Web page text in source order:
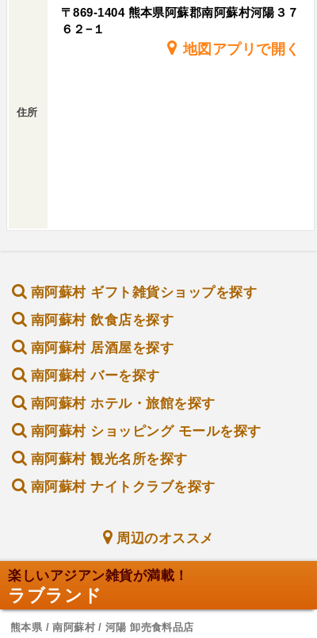
住所
〒869-1404 熊本県阿蘇郡南阿蘇村河陽３７
６２−１
地図アプリで開く
南阿蘇村 ギフト雑貨ショップを探す
南阿蘇村 飲食店を探す
南阿蘇村 居酒屋を探す
南阿蘇村 バーを探す
南阿蘇村 ホテル・旅館を探す
南阿蘇村 ショッピング モールを探す
南阿蘇村 観光名所を探す
南阿蘇村 ナイトクラブを探す
周辺のオススメ
楽しいアジアン雑貨が満載！
ラブランド
熊本県 / 南阿蘇村 / 河陽 卸売食料品店